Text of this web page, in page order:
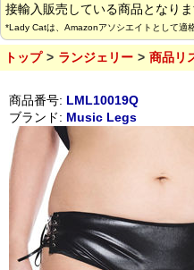
接輸入販売している商品となりま
*Lady Catは、Amazonアソシエイトとして適
トップ ランジェリー 商品リ
商品番号: LML10019Q
ブランド: Music Legs